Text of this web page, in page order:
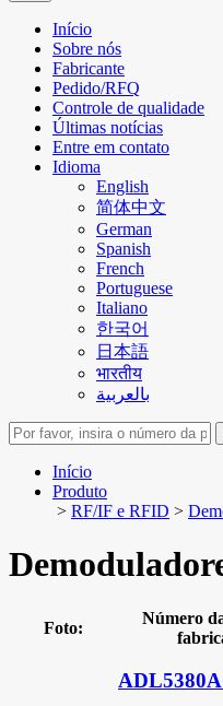
Início
Sobre nós
Fabricante
Pedido/RFQ
Controle de qualidade
Últimas notícias
Entre em contato
Idioma
English
简体中文
German
Spanish
French
Portuguese
Italiano
한국어
日本語
भारतीय
بالعربية
Início
Produto
> RF/IF e RFID >
Foto:
Número